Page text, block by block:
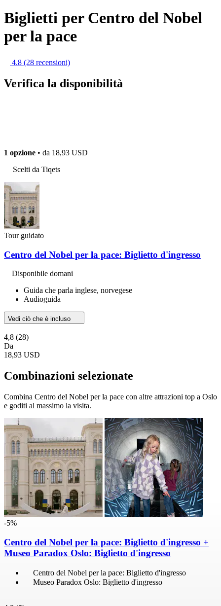
Biglietti per Centro del Nobel
per la pace
4.8 (28 recensioni)
Verifica la disponibilità
1 opzione • da 18,93 USD
Scelti da Tiqets
Tour guidato
Centro del Nobel per la pace: Biglietto d'ingresso
Disponibile domani
Guida che parla inglese, norvegese
Audioguida
Vedi ciò che è incluso
4,8 (28)
Da
18,93 USD
Combinazioni selezionate
Combina Centro del Nobel per la pace con altre attrazioni top a Oslo
e goditi al massimo la visita.
-5%
Centro del Nobel per la pace: Biglietto d'ingresso +
Museo Paradox Oslo: Biglietto d'ingresso
Centro del Nobel per la pace: Biglietto d'ingresso
Museo Paradox Oslo: Biglietto d'ingresso